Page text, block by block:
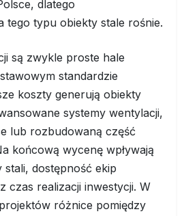
dlatego
tego typu obiekty stale rośnie.
są zwykle proste hale
standardzie
koszty generują obiekty
systemy wentylacji,
lub rozbudowaną część
końcową wycenę wpływają
dostępność ekip
czas realizacji inwestycji. W
różnice pomiędzy